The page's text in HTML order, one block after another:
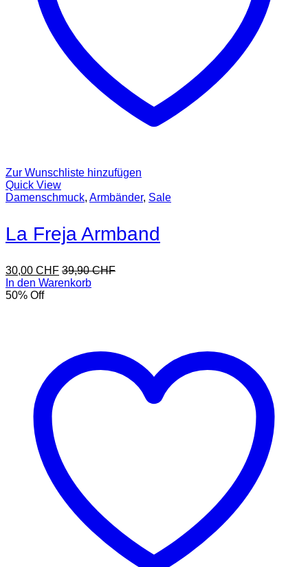
Zur Wunschliste hinzufügen
Quick View
Damenschmuck, Armbänder, Sale
La Freja Armband
30,00 CHF 39,90CHF
In den Warenkorb
50% Off